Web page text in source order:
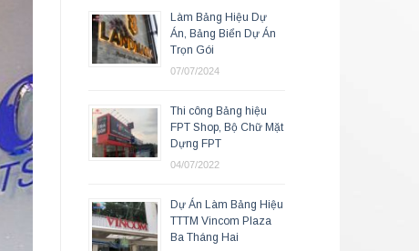
Làm Bảng Hiệu Dự
Án, Bảng Biển Dự Án
Trọn Gói
07/07/2024
Thi công Bảng hiệu
FPT Shop, Bộ Chữ Mặt
Dựng FPT
04/07/2022
Dự Án Làm Bảng Hiệu
TTTM Vincom Plaza
Ba Tháng Hai